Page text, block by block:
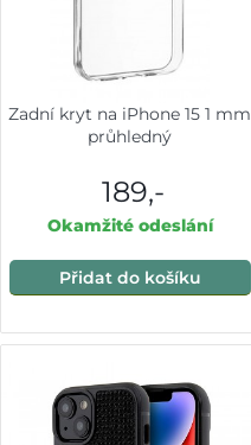
Zadní kryt na iPhone 15 1 mm
průhledný
189,-
Okamžité odeslání
Přidat do košíku